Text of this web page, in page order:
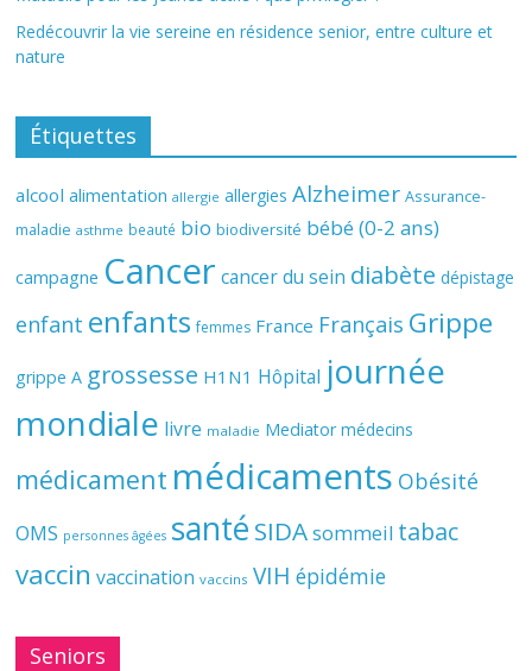
Redécouvrir la vie sereine en résidence senior, entre culture et
nature
Étiquettes
alcool alimentation allergie allergies Alzheimer Assurance-
maladie asthme beauté bio biodiversité bébé (0-2 ans)
campagne Cancer cancer du sein diabète dépistage
enfant enfants femmes France Français Grippe
grippe A grossesse H1N1 Hôpital journée
mondiale livre maladie Mediator médecins
médicament médicaments Obésité
OMS personnes âgées santé SIDAsommeil tabac
vaccin vaccination vaccins VIH épidémie
Seniors